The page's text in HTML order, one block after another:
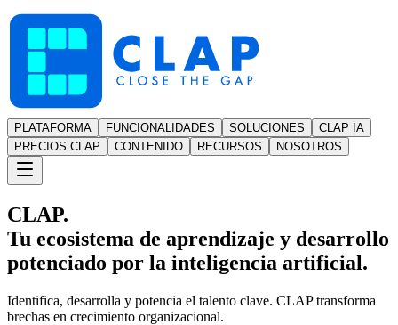
PLATAFORMA FUNCIONALIDADES SOLUCIONES
CLAP IA
PRECIOS CLAP
CONTENIDO RECURSOS NOSOTROS
CLAP.
Tu ecosistema de aprendizaje y desarrollo
potenciado por la inteligencia artificial.
Identifica, desarrolla y potencia el talento clave. CLAP transforma
brechas en crecimiento organizacional.